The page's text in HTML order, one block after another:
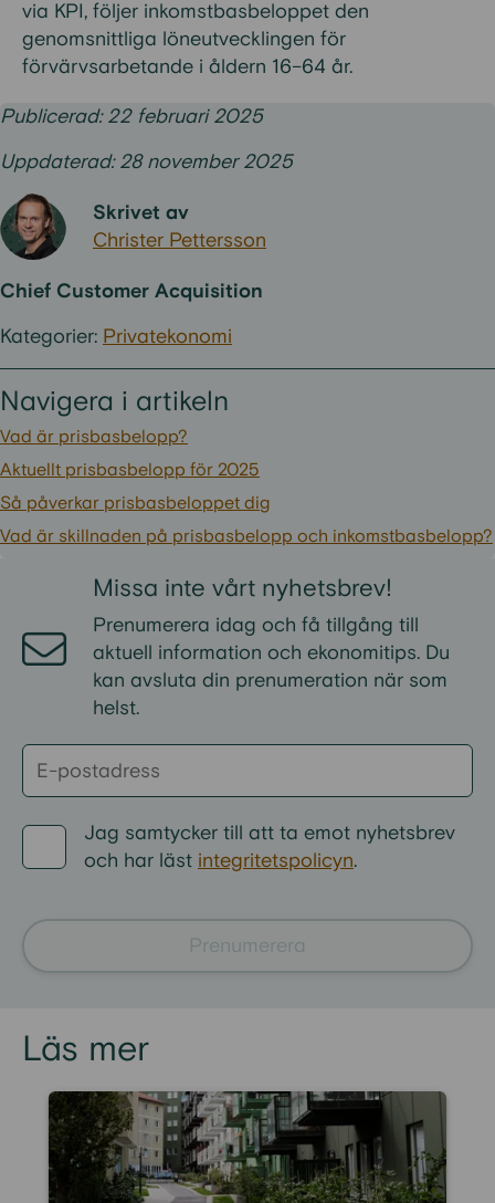
via KPI, följer inkomstbasbeloppet den
genomsnittliga löneutvecklingen för
förvärvsarbetande i åldern 16–64 år.
Publicerad: 22 februari 2025
Uppdaterad: 28 november 2025
Skrivet av
Christer Pettersson
Chief Customer Acquisition
Kategorier: Privatekonomi
Navigera i artikeln
Vad är prisbasbelopp?
Aktuellt prisbasbelopp för 2025
Så påverkar prisbasbeloppet dig
Vad är skillnaden på prisbasbelopp och inkomstbasbelopp?
Missa inte vårt nyhetsbrev!
Prenumerera idag och få tillgång till
aktuell information och ekonomitips. Du
kan avsluta din prenumeration när som
helst.
Jag samtycker till att ta emot nyhetsbrev
och har läst integritetspolicyn.
Prenumerera
Läs mer